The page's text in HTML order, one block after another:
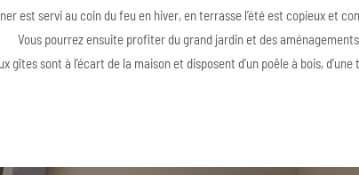
est servi au coin du feu en hiver, en terrasse l’été est copieux et
Vous pourrez ensuite profiter du grand jardin et des
gîtes sont à l’écart de la maison et disposent d’un poêle à bois,